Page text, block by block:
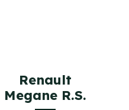
Renault
Megane R.S.